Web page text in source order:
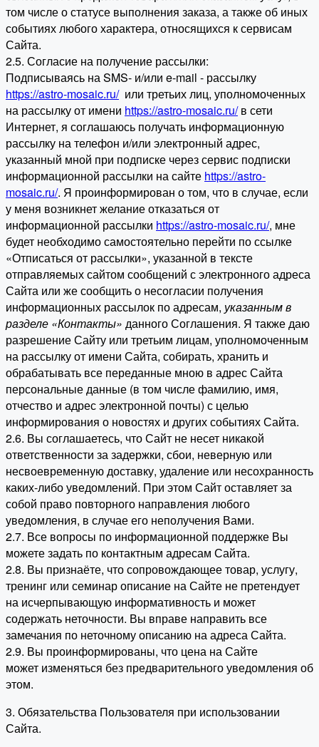
том числе о статусе выполнения заказа, а также об иных
событиях любого характера, относящихся к сервисам
Сайта.
2.5. Согласие на получение рассылки:
Подписываясь на SMS- и/или e-mail - рассылку
https://astro-mosaic.ru/или третьих лиц, уполномоченных
на рассылку от имени https://astro-mosaic.ru/в сети
Интернет, я соглашаюсь получать информационную
рассылку на телефон и/или электронный адрес,
указанный мной при подписке через сервис подписки
информационной рассылки на сайте https://astro-
mosaic.ru/. Я проинформирован о том, что в случае, если
у меня возникнет желание отказаться от
информационной рассылки https://astro-mosaic.ru/, мне
будет необходимо самостоятельно перейти по ссылке
«Отписаться от рассылки», указанной в тексте
отправляемых сайтом сообщений с электронного адреса
Сайта или же сообщить о несогласии получения
информационных рассылок по адресам, указанным в
разделе «Контакты» данного Соглашения. Я также даю
разрешение Сайту или третьим лицам, уполномоченным
на рассылку от имени Сайта, собирать, хранить и
обрабатывать все переданные мною в адрес Сайта
персональные данные (в том числе фамилию, имя,
отчество и адрес электронной почты) с целью
информирования о новостях и других событиях Сайта.
2.6. Вы соглашаетесь, что Сайт не несет никакой
ответственности за задержки, сбои, неверную или
несвоевременную доставку, удаление или несохранность
каких-либо уведомлений. При этом Сайт оставляет за
собой право повторного направления любого
уведомления, в случае его неполучения Вами.
2.7. Все вопросы по информационной поддержке Вы
можете задать по контактным адресам Сайта.
2.8. Вы признаёте, что сопровождающее товар, услугу,
тренинг или семинар описание на Сайте не претендует
на исчерпывающую информативность и может
содержать неточности. Вы вправе направить все
замечания по неточному описанию на адреса Сайта.
2.9. Вы проинформированы, что цена на Сайте
может изменяться без предварительного уведомления об
этом.
3. Обязательства Пользователя при использовании
Сайта.